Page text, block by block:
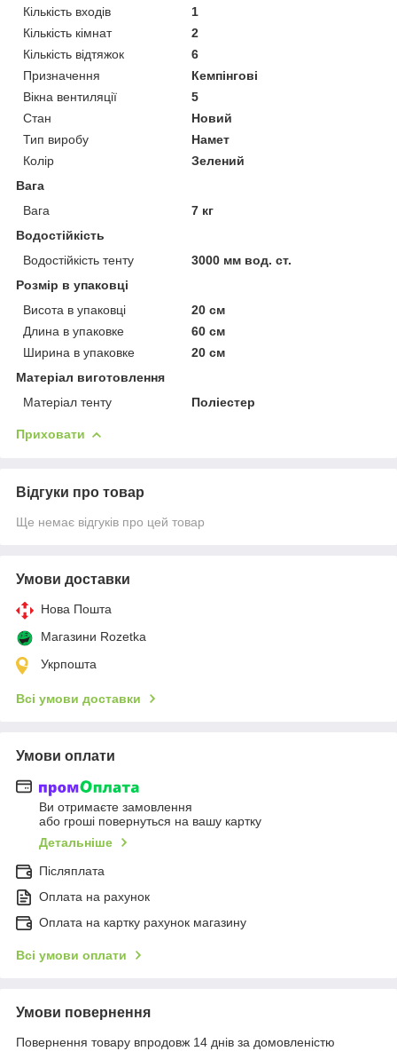
Кількість входів
1
Кількість кімнат
2
Кількість відтяжок
6
Призначення
Кемпінгові
Вікна вентиляції
5
Стан
Новий
Тип виробу
Намет
Колір
Зелений
Вага
Вага
7 кг
Водостійкість
Водостійкість тенту
3000 мм вод. ст.
Розмір в упаковці
Висота в упаковці
20 см
Длина в упаковке
60 см
Ширина в упаковке
20 см
Матеріал виготовлення
Матеріал тенту
Поліестер
Приховати
Відгуки про товар
Ще немає відгуків про цей товар
Умови доставки
Нова Пошта
Магазини Rozetka
Укрпошта
Всі умови доставки
Умови оплати
Ви отримаєте замовлення
або гроші повернуться на вашу картку
Детальніше
Післяплата
Оплата на рахунок
Оплата на картку рахунок магазину
Всі умови оплати
Умови повернення
Повернення товару впродовж 14 днів за домовленістю